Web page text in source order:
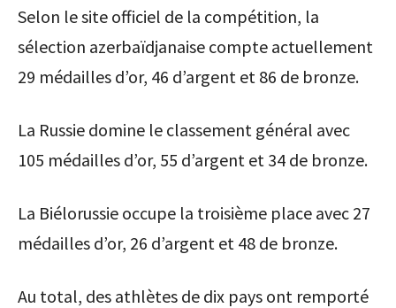
Selon le site officiel de la compétition, la
sélection azerbaïdjanaise compte actuellement
29 médailles d’or, 46 d’argent et 86 de bronze.
La Russie domine le classement général avec
105 médailles d’or, 55 d’argent et 34 de bronze.
La Biélorussie occupe la troisième place avec 27
médailles d’or, 26 d’argent et 48 de bronze.
Au total, des athlètes de dix pays ont remporté